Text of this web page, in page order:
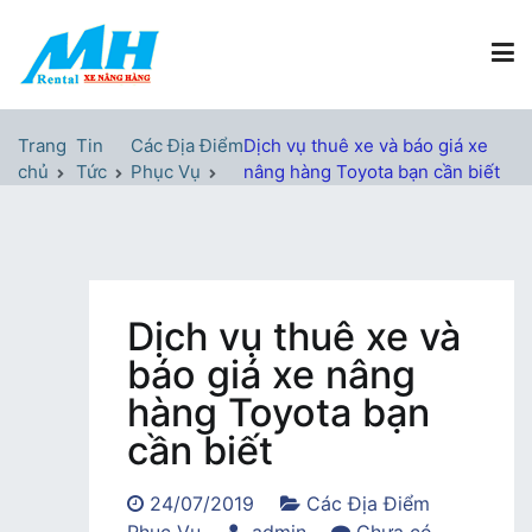
nội
Xe Nâng Hàng MH Rental
Trang
chủ
Tin
Tức
Các Địa Điểm
Phục Vụ
Dịch vụ thuê xe và báo giá xe
nâng hàng Toyota bạn cần biết
Dịch vụ thuê xe và
báo giá xe nâng
hàng Toyota bạn
cần biết
24/07/2019
Các Địa Điểm